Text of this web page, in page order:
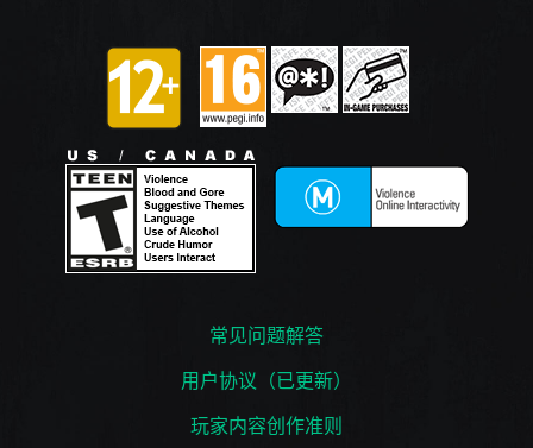
常见问题解答
用户协议（已更新）
玩家内容创作准则